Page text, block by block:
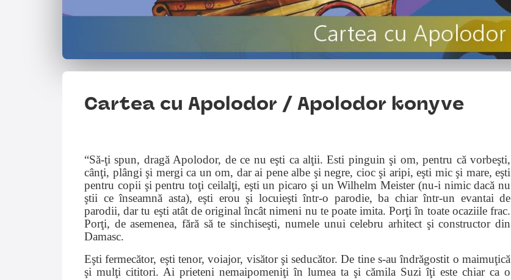
Cartea cu Apolodor / Apolodor konyve
“Să-ţi spun, dragă Apolodor, de ce nu eşti ca alţii. Esti pinguin şi om, pentru că vorbeşti,
cânţi, plângi şi mergi ca un om, dar ai pene albe şi negre, cioc şi aripi, eşti mic şi mare, eşti
pentru copii şi pentru toţi ceilalţi, eşti un picaro şi un Wilhelm Meister (nu-i nimic dacă nu
ştii ce înseamnă asta), eşti erou şi locuieşti într-o parodie, ba chiar într-un evantai de
parodii, dar tu eşti atât de original încât nimeni nu te poate imita. Porţi în toate ocaziile frac.
Porţi, de asemenea, fără să te sinchiseşti, numele unui celebru arhitect şi constructor din
Damasc.
Eşti fermecător, eşti tenor, voiajor, visător şi seducător. De tine s-au îndrăgostit o maimuţică
şi mulţi cititori. Ai prieteni nemaipomeniţi în lumea ta şi cămila Suzi îţi este chiar ca o